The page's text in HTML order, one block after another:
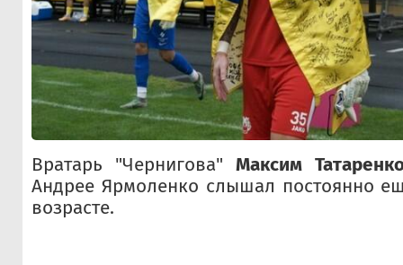
Вратарь "Чернигова"Максим
Андрее Ярмоленко слышал постоянно
возрасте.